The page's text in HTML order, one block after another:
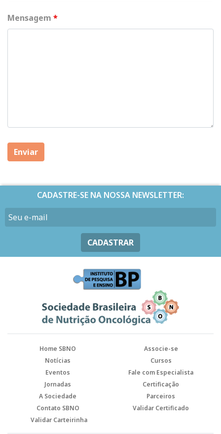
Mensagem *
CADASTRE-SE NA NOSSA NEWSLETTER:
CADASTRAR
Home SBNO
Associe-se
Notícias
Cursos
Eventos
Fale com Especialista
Jornadas
Certificação
A Sociedade
Parceiros
Contato SBNO
Validar Certificado
Validar Carteirinha